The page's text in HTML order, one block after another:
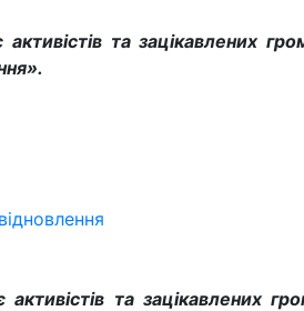
та зацікавлених
та зацікавлених